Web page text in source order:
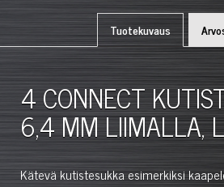
Tuotekuvaus
4 CONNECT
6,4 MM LIIMALLA,
Kätevä kutistesukka esimerkiksi